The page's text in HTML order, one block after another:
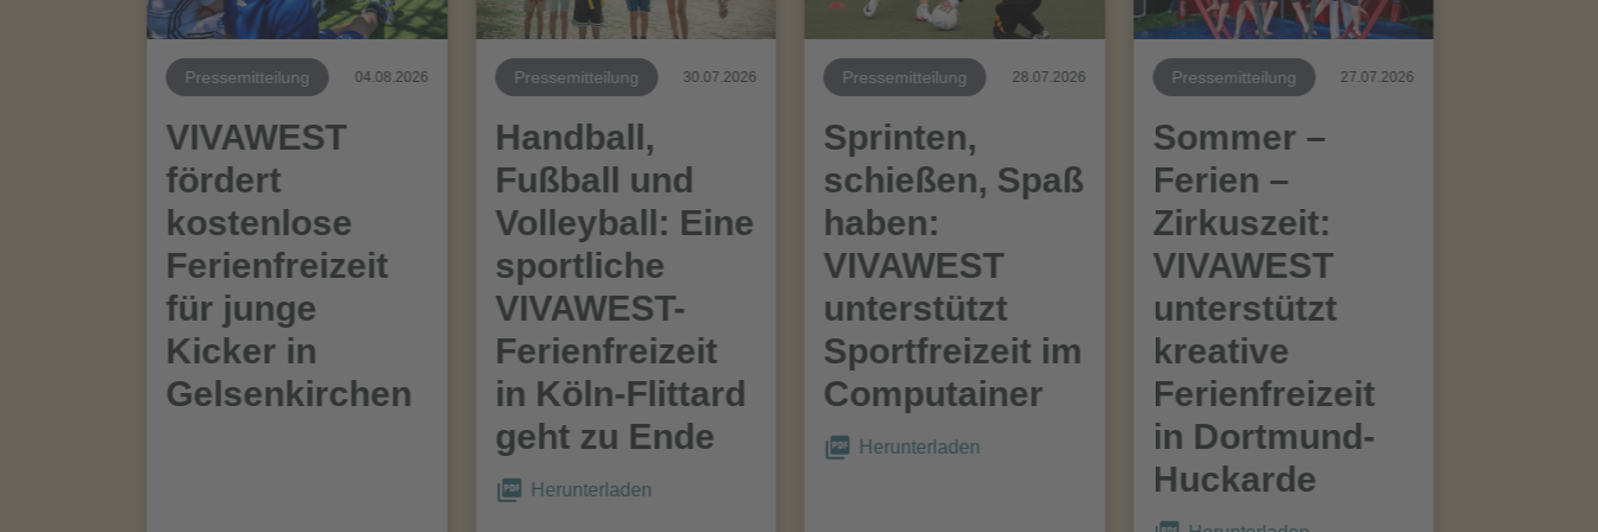
Pressemitteilung 04.08.2026
VIVAWEST
fördert
kostenlose
Ferienfreizeit
für junge
Kicker in
Gelsenkirchen
Pressemitteilung 30.07.2026
Handball,
Fußball und
Volleyball: Eine
sportliche
VIVAWEST-
Ferienfreizeit
in Köln-Flittard
geht zu Ende
Herunterladen
Pressemitteilung 28.07.2026
Sprinten,
schießen, Spaß
haben:
VIVAWEST
unterstützt
Sportfreizeit im
Computainer
Herunterladen
Pressemitteilung 27.07.2026
Sommer –
Ferien –
Zirkuszeit:
VIVAWEST
unterstützt
kreative
Ferienfreizeit
in Dortmund-
Huckarde